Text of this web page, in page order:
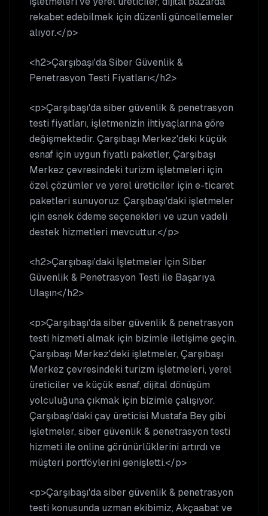
rekabet edebilmek için düzenli güncellemeler
alıyor.</p>
<h2>Çarşıbaşı'da Siber Güvenlik &
Penetrasyon Testi Fiyatları</h2>
<p>Çarşıbaşı'da siber güvenlik & penetrasyon
testi fiyatları, işletmenizin ihtiyaçlarına göre
değişmektedir. Çarşıbaşı Merkez'deki küçük
esnaf için uygun fiyatlı paketler, Çarşıbaşı
Merkez çevresindeki turizm işletmeleri için
özel çözümler ve yerel üreticiler için e-ticaret
paketleri sunuyoruz. Çarşıbaşı'daki işletmeler
için esnek ödeme seçenekleri ve uzun vadeli
destek hizmetleri mevcuttur.</p>
<h2>Çarşıbaşı'daki İşletmeler İçin Siber
Güvenlik & Penetrasyon Testi ile Başarıya
Ulaşın</h2>
<p>Çarşıbaşı'da siber güvenlik & penetrasyon
testi hizmeti almak için bizimle iletişime geçin.
Çarşıbaşı Merkez'deki işletmeler, Çarşıbaşı
Merkez çevresindeki turizm işletmeleri, yerel
üreticiler ve küçük esnaf, dijital dönüşüm
yolculuğuna çıkmak için bizimle çalışıyor.
Çarşıbaşı'daki çay üreticisi Mustafa Bey gibi
işletmeler, siber güvenlik & penetrasyon testi
hizmeti ile online görünürlüklerini artırdı ve
müşteri portföylerini genişletti.</p>
<p>Çarşıbaşı'da siber güvenlik & penetrasyon
testi konusunda uzman ekibimiz, Akçaabat ve